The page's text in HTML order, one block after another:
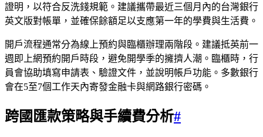
證明，以符合反洗錢規範。建議攜帶最近三個月內的台灣銀行
英文版對帳單，並確保餘額足以支應第一年的學費與生活費。
開戶流程通常分為線上預約與臨櫃辦理兩階段。建議抵英前一
週即上網預約開戶時段，避免開學季的擁擠人潮。臨櫃時，行
員會協助填寫申請表、驗證文件，並說明帳戶功能。多數銀行
會在5至7個工作天內寄發金融卡與網路銀行密碼。
跨國匯款策略與手續費分析#